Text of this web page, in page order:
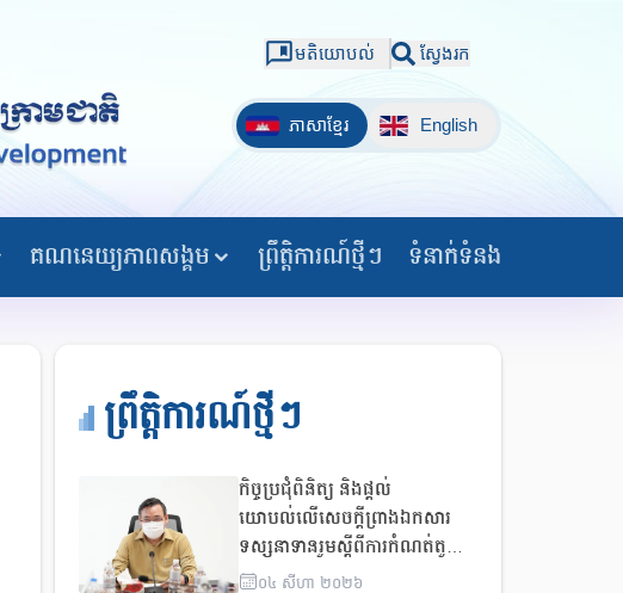
មតិយោបល់ ស្វែងរក
ភាសាខ្មែរ English
គណនេយ្យភាពសង្គម ព្រឹត្តិការណ៍ថ្មីៗ ទំនាក់ទំនង
ព្រឹត្តិការណ៍ថ្មីៗ
កិច្ចប្រជុំពិនិត្យ និងផ្តល់
យោបល់លើសេចក្តីព្រាងឯកសារ
ទស្សនាទានរួមស្តីពីការកំណត់តួនាទី
និងភារកិច្ចរបស់រដ្ឋបាលថ្នាក់ក្រោម
០៤ សីហា ២០២៦